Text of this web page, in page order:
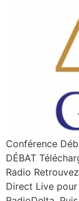
Conférence
DÉBAT
Radio
Direct Live pour